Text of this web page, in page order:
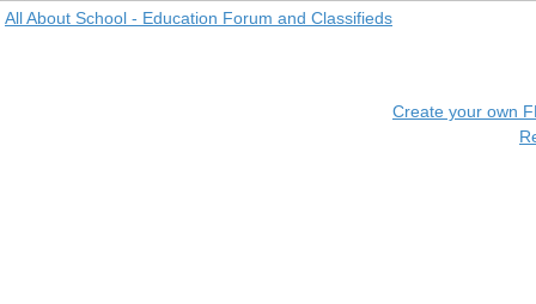
All About School - Education Forum and Classifieds
Create your own